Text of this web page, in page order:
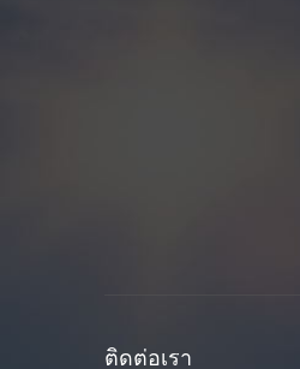
ติดต่อเรา